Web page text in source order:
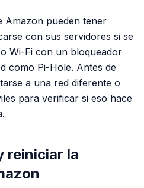
Amazon pueden tener
con sus servidores si se
Wi-Fi con un bloqueador
como Pi-Hole. Antes de
a una red diferente o
para verificar si eso hace
reiniciar la